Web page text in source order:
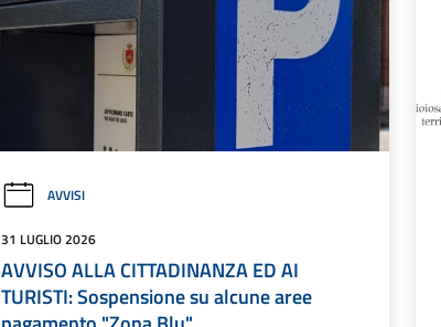
AVVISI
31 LUGLIO 2026
AVVISO ALLA CITTADINANZA ED AI
TURISTI: Sospensione su alcune aree